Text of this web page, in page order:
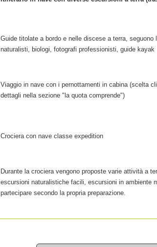
Guide titolate a bordo e nelle discese a terra,
naturalisti, biologi, fotografi professionisti, guide kayak
Viaggio in nave con i pernottamenti in cabina (scelta
dettagli nella sezione "la quota comprende")
Crociera con nave classe expedition
Durante la crociera vengono proposte varie attività a
escursioni naturalistiche facili, escursioni in ambiente
partecipare secondo la propria preparazione.